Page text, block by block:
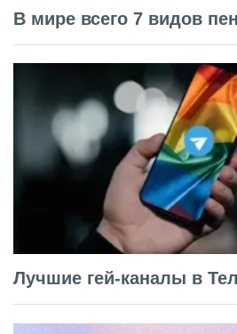
В мире всего 7 видов
Лучшие гей-каналы в